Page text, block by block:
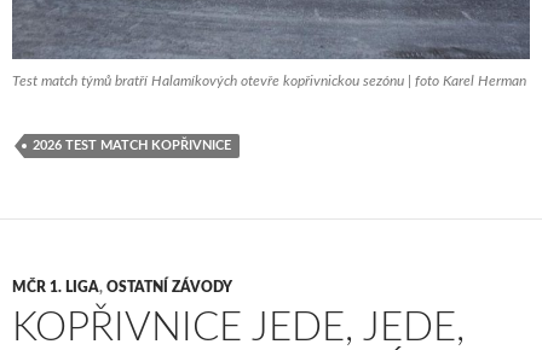
Test match týmů bratří Halamíkových otevře kopřivnickou sezónu | foto Karel Herman
2026 TEST MATCH KOPŘIVNICE
MČR 1. LIGA, OSTATNÍ ZÁVODY
KOPŘIVNICE JEDE, JEDE,